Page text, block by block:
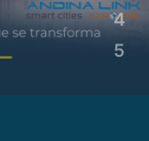
4
5